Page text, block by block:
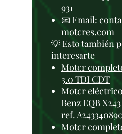
931
📧 Email:
motores.com
💡 Esto también
interesarte
Motor
3.0 TDI CDT
Motor
Benz EQB
ref.
Motor